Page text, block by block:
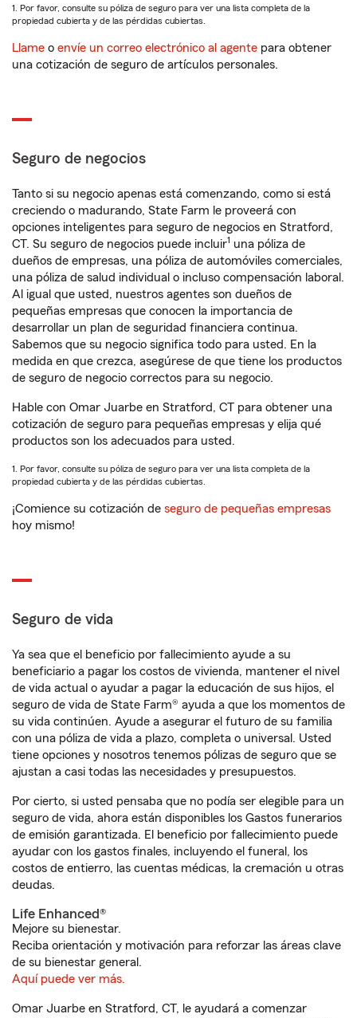
1. Por favor, consulte su póliza de seguro para ver una lista completa de la
propiedad cubierta y de las pérdidas cubiertas.
Llame o envíe un correo electrónico al agente para obtener
una cotización de seguro de artículos personales.
Seguro de negocios
Tanto si su negocio apenas está comenzando, como si está
creciendo o madurando, State Farm le proveerá con
opciones inteligentes para seguro de negocios en Stratford,
CT. Su seguro de negocios puede incluir1 una póliza de
dueños de empresas, una póliza de automóviles comerciales,
una póliza de salud individual o incluso compensación laboral.
Al igual que usted, nuestros agentes son dueños de
pequeñas empresas que conocen la importancia de
desarrollar un plan de seguridad financiera continua.
Sabemos que su negocio significa todo para usted. En la
medida en que crezca, asegúrese de que tiene los productos
de seguro de negocio correctos para su negocio.
Hable con Omar Juarbe en Stratford, CT para obtener una
cotización de seguro para pequeñas empresas y elija qué
productos son los adecuados para usted.
1. Por favor, consulte su póliza de seguro para ver una lista completa de la
propiedad cubierta y de las pérdidas cubiertas.
¡Comience su cotización de seguro de pequeñas empresas
hoy mismo!
Seguro de vida
Ya sea que el beneficio por fallecimiento ayude a su
beneficiario a pagar los costos de vivienda, mantener el nivel
de vida actual o ayudar a pagar la educación de sus hijos, el
seguro de vida de State Farm® ayuda a que los momentos de
su vida continúen. Ayude a asegurar el futuro de su familia
con una póliza de vida a plazo, completa o universal. Usted
tiene opciones y nosotros tenemos pólizas de seguro que se
ajustan a casi todas las necesidades y presupuestos.
Por cierto, si usted pensaba que no podía ser elegible para un
seguro de vida, ahora están disponibles los Gastos funerarios
de emisión garantizada. El beneficio por fallecimiento puede
ayudar con los gastos finales, incluyendo el funeral, los
costos de entierro, las cuentas médicas, la cremación u otras
deudas.
Life Enhanced®
Mejore su bienestar.
Reciba orientación y motivación para reforzar las áreas clave
de su bienestar general.
Aquí puede ver más.
Omar Juarbe en Stratford, CT, le ayudará a comenzar